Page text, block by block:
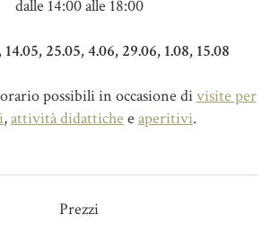
dalle 14:00 alle 18:00
14.05, 25.05, 4.06, 29.06, 1.08, 15.08
possibili in occasione divisite per
,attività didattiche e aperitivi.
Prezzi